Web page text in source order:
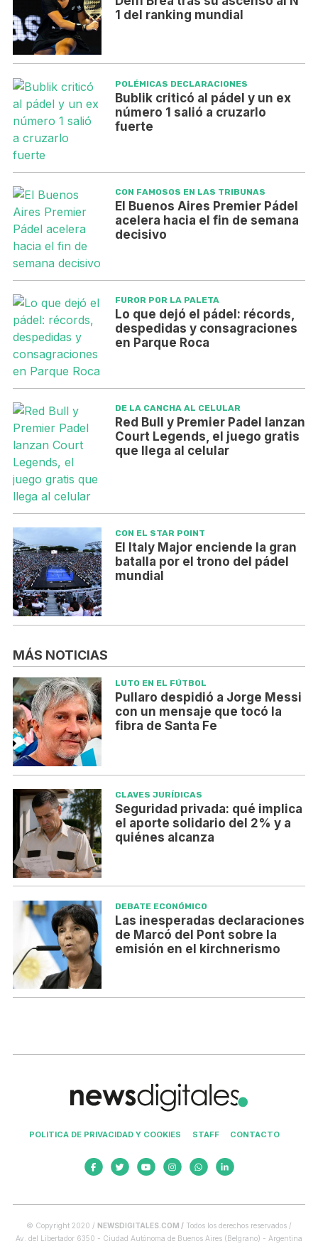
1 del ranking mundial
POLÉMICAS DECLARACIONES
Bublik criticó al pádel y un ex
número 1 salió a cruzarlo
fuerte
CON FAMOSOS EN LAS TRIBUNAS
El Buenos Aires Premier Pádel
acelera hacia el fin de semana
decisivo
FUROR POR LA PALETA
Lo que dejó el pádel: récords,
despedidas y consagraciones
en Parque Roca
DE LA CANCHA AL CELULAR
Red Bull y Premier Padel lanzan
Court Legends, el juego gratis
que llega al celular
CON EL STAR POINT
El Italy Major enciende la gran
batalla por el trono del pádel
mundial
MÁS NOTICIAS
LUTO EN EL FÚTBOL
Pullaro despidió a Jorge Messi
con un mensaje que tocó la
fibra de Santa Fe
CLAVES JURÍDICAS
Seguridad privada: qué implica
el aporte solidario del 2% y a
quiénes alcanza
DEBATE ECONÓMICO
Las inesperadas declaraciones
de Marcó del Pont sobre la
emisión en el kirchnerismo
POLITICA DE PRIVACIDAD Y COOKIES STAFF CONTACTO
© Copyright 2020 / NEWSDIGITALES.COM / Todos los derechos reservados /
Av. del Libertador 6350 - Ciudad Autónoma de Buenos Aires (Belgrano) - Argentina